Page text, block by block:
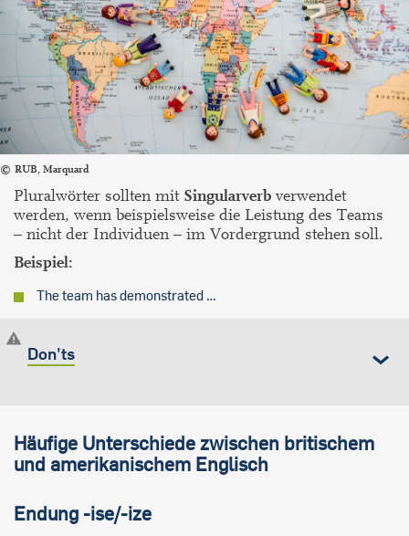
RUB, Marquard
Pluralwörter sollten mit Singularverb verwendet
werden, wenn beispielsweise die Leistung des Teams
– nicht der Individuen – im Vordergrund stehen soll.
Beispiel:
The team has demonstrated …
Don'ts
Häufige Unterschiede zwischen britischem
und amerikanischem Englisch
Endung -ise/-ize